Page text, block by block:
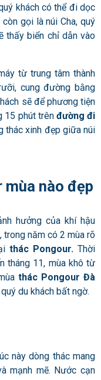
khách có thể đi dọc
gọi là núi Cha, quý
thấy biển chỉ dẫn vào
từ trung tâm thành
cung đường bằng
sẽ để phương tiện
15 phút trên đường đi
thác xinh đẹp giữa núi
nào đẹp
hưởng của khí hậu
năm có 2 mùa rõ
thác Pongour. Thời
tháng 11, mùa khô từ
thác Pongour Đà
du khách bất ngờ.
này dòng thác mang
mạnh mẽ. Nước cạn